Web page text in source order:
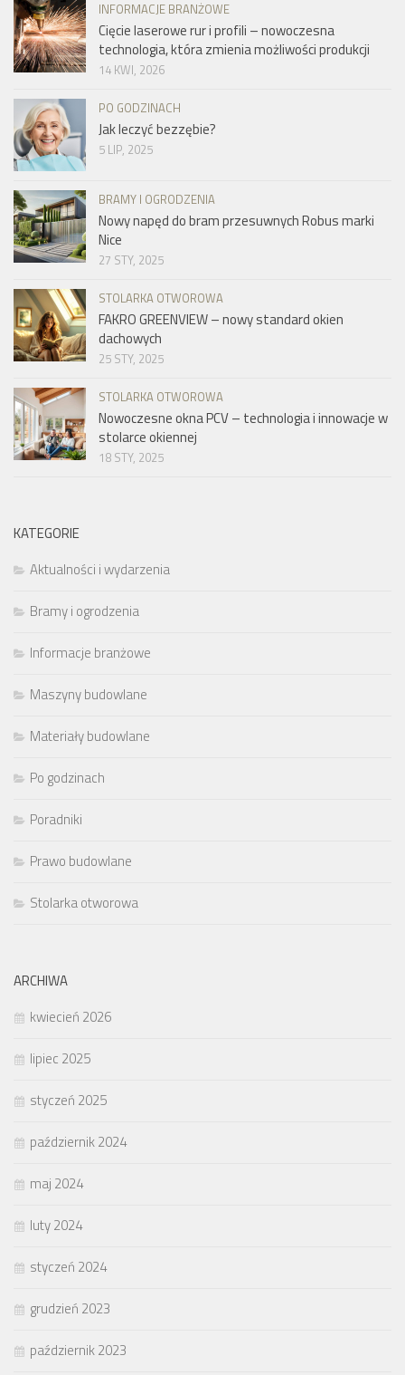
INFORMACJE BRANŻOWE
Cięcie laserowe rur i profili – nowoczesna
technologia, która zmienia możliwości produkcji
14 KWI, 2026
PO GODZINACH
Jak leczyć bezzębie?
5 LIP, 2025
BRAMY I OGRODZENIA
Nowy napęd do bram przesuwnych Robus marki
Nice
27 STY, 2025
STOLARKA OTWOROWA
FAKRO GREENVIEW – nowy standard okien
dachowych
25 STY, 2025
STOLARKA OTWOROWA
Nowoczesne okna PCV – technologia i innowacje w
stolarce okiennej
18 STY, 2025
KATEGORIE
Aktualności i wydarzenia
Bramy i ogrodzenia
Informacje branżowe
Maszyny budowlane
Materiały budowlane
Po godzinach
Poradniki
Prawo budowlane
Stolarka otworowa
ARCHIWA
kwiecień 2026
lipiec 2025
styczeń 2025
październik 2024
maj 2024
luty 2024
styczeń 2024
grudzień 2023
październik 2023